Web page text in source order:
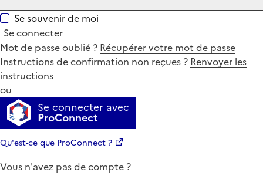
Se souvenir de moi
Se connecter
Mot de passe oublié ? Récupérer votre mot de passe
Instructions de confirmation non reçues ? Renvoyer les
instructions
ou
Se connecter avec
ProConnect
Qu'est-ce que ProConnect ?
Vous n'avez pas de compte ?